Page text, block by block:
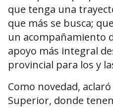
que tenga una
que más se busca;
un acompañamiento
apoyo más integral
provincial para los y
Como novedad,
Superior, donde